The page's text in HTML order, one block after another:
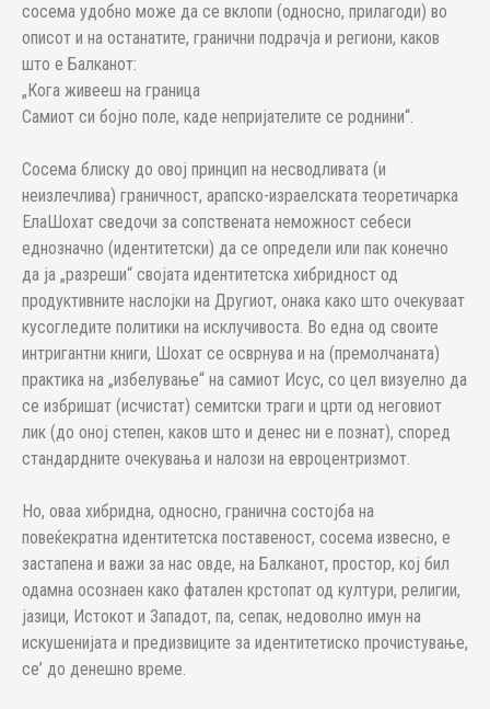
сосема удобно може да се вклопи (односно, прилагоди) во
описот и на останатите, гранични подрачја и региони, каков
што е Балканот:
„Кога живееш на граница
Самиот си бојно поле, каде непријателите се роднини“.
Сосема блиску до овој принцип на несводливата (и
неизлечлива) граничност, арапско-израелската теоретичарка
ЕлаШохат сведочи за сопствената неможност себеси
еднозначно (идентитетски) да се определи или пак конечно
да ја „разреши“ својата идентитетска хибридност од
продуктивните наслојки на Другиот, онака како што очекуваат
кусогледите политики на исклучивоста. Во една од своите
интригантни книги, Шохат се осврнува и на (премолчаната)
практика на „избелување“ на самиот Исус, со цел визуелно да
се избришат (исчистат) семитски траги и црти од неговиот
лик (до оној степен, каков што и денес ни е познат), според
стандардните очекувања и налози на евроцентризмот.
Но, оваа хибридна, односно, гранична состојба на
повеќекратна идентитетска поставеност, сосема извесно, е
застапена и важи за нас овде, на Балканот, простор, кој бил
одамна осознаен како фатален крстопат од култури, религии,
јазици, Истокот и Западот, па, сепак, недоволно имун на
искушенијата и предизвиците за идентитетиско прочистување,
се’ до денешно време.